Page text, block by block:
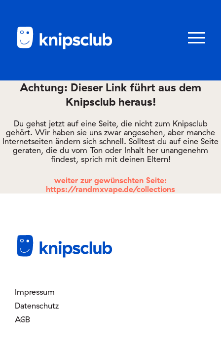
Menü
knipstipps
Eltern
Mitglied werden
Login
Achtung: Dieser Link führt aus dem
Knipsclub heraus!
Du gehst jetzt auf eine Seite, die nicht zum Knipsclub
gehört. Wir haben sie uns zwar angesehen, aber manche
Internetseiten ändern sich schnell. Solltest du auf eine Seite
geraten, die du vom Ton oder Inhalt her unangenehm
findest, sprich mit deinen Eltern!
weiter zur gewünschten Seite:
https://randmxvape.de/collections
Impressum
Datenschutz
AGB